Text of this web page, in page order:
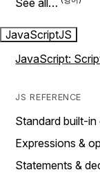
JavaScriptJS
JavaScript:
JS REFERENCE
Standard built-in
Expressions &
Statements &